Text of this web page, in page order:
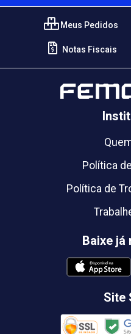
Meus Pedidos
Notas Fiscais
Política
Política de
Baixe já
Site